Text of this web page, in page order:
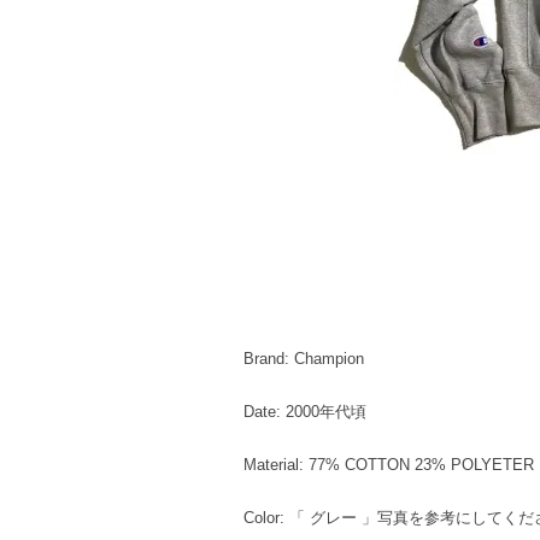
Brand: Champion
Date: 2000年代頃
Material: 77% COTTON 23% POLYETER
Color: 「 グレー 」写真を参考にしてくだ